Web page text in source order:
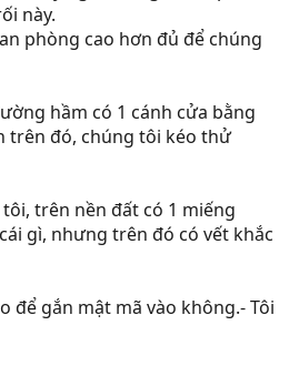
này.
phòng cao hơn đủ để chúng
hầm có 1 cánh cửa bằng
trên đó, chúng tôi kéo thử
trên nền đất có 1 miếng
gì, nhưng trên đó có vết khắc
để gắn mật mã vào không.- Tôi